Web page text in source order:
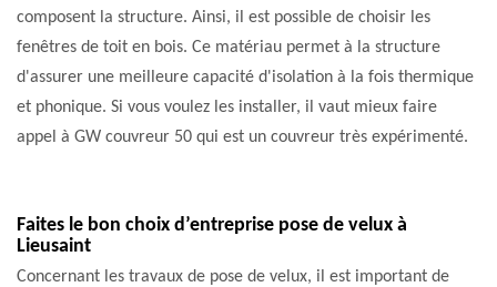
composent la structure. Ainsi, il est possible de choisir les
fenêtres de toit en bois. Ce matériau permet à la structure
d'assurer une meilleure capacité d'isolation à la fois thermique
et phonique. Si vous voulez les installer, il vaut mieux faire
appel à GW couvreur 50 qui est un couvreur très expérimenté.
Faites le bon choix d’entreprise pose de velux à
Lieusaint
Concernant les travaux de pose de velux, il est important de